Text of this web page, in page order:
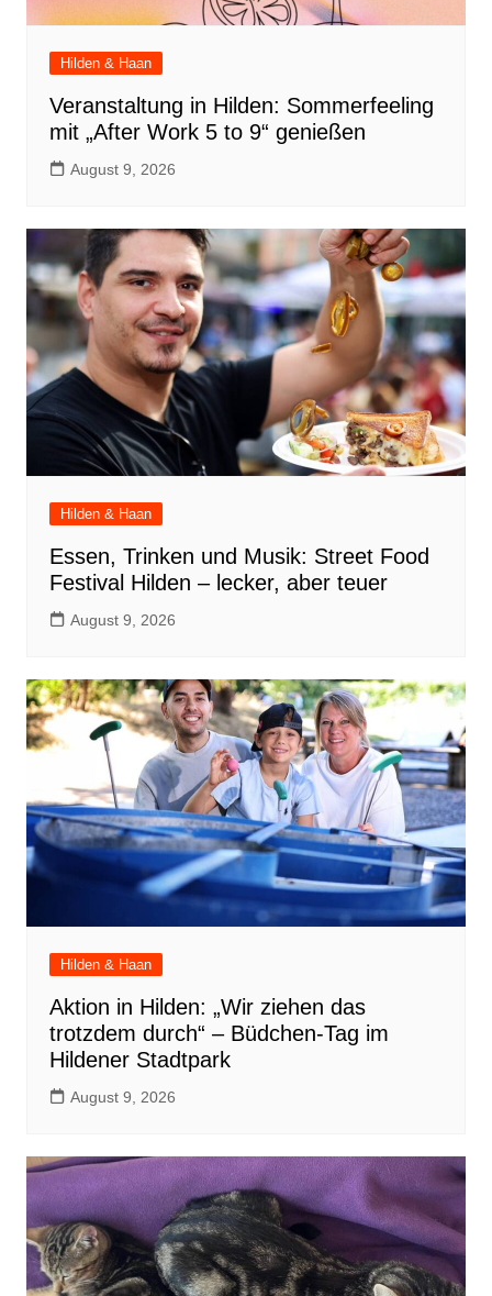
Hilden & Haan
Veranstaltung in Hilden: Sommerfeeling
mit „After Work 5 to 9“ genießen
August 9, 2026
Hilden & Haan
Essen, Trinken und Musik: Street Food
Festival Hilden – lecker, aber teuer
August 9, 2026
Hilden & Haan
Aktion in Hilden: „Wir ziehen das
trotzdem durch“ – Büdchen-Tag im
Hildener Stadtpark
August 9, 2026